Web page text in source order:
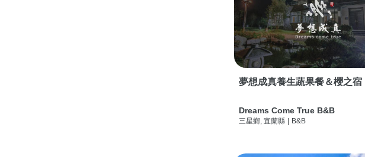
夢想成真養生蔬果餐＆櫻之宿
Dreams Come True B&B
三星鄉, 宜蘭縣 | B&B